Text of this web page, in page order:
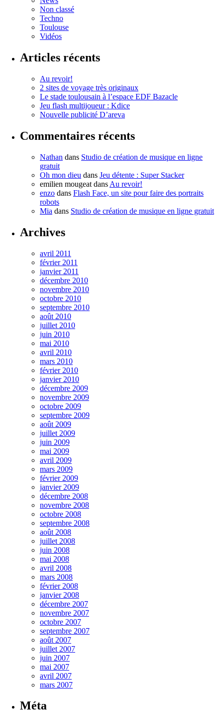
Non classé
Techno
Toulouse
Vidéos
Articles récents
Au revoir!
2 sites de voyage très originaux
Le stade toulousain à l’espace EDF Bazacle
Jeu flash multijoueur : Kdice
Nouvelle publicité D’areva
Commentaires récents
Nathan dans Studio de création de musique en ligne
gratuit
Oh mon dieu dans Jeu détente : Super Stacker
emilien mougeat dans Au revoir!
enzo dans Flash Face, un site pour faire des portraits
robots
Mia dans Studio de création de musique en ligne gratuit
Archives
avril 2011
février 2011
janvier 2011
décembre 2010
novembre 2010
octobre 2010
septembre 2010
août 2010
juillet 2010
juin 2010
mai 2010
avril 2010
mars 2010
février 2010
janvier 2010
décembre 2009
novembre 2009
octobre 2009
septembre 2009
août 2009
juillet 2009
juin 2009
mai 2009
avril 2009
mars 2009
février 2009
janvier 2009
décembre 2008
novembre 2008
octobre 2008
septembre 2008
août 2008
juillet 2008
juin 2008
mai 2008
avril 2008
mars 2008
février 2008
janvier 2008
décembre 2007
novembre 2007
octobre 2007
septembre 2007
août 2007
juillet 2007
juin 2007
mai 2007
avril 2007
mars 2007
Méta